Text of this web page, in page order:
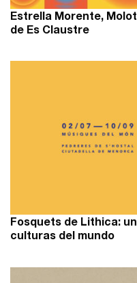
Estrella Morente,
de Es Claustre
Fosquets de Lithica:
culturas del mundo